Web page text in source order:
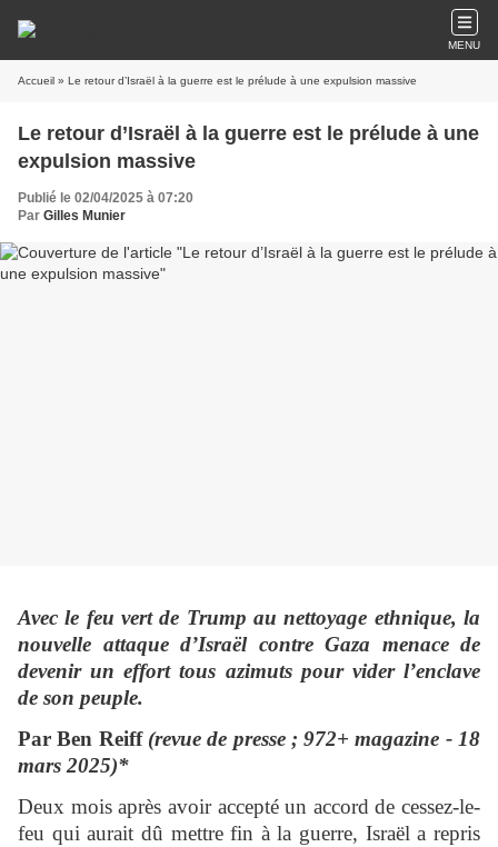
MENU
Accueil » Le retour d’Israël à la guerre est le prélude à une expulsion massive
Le retour d’Israël à la guerre est le prélude à une
expulsion massive
Publié le 02/04/2025 à 07:20
Par Gilles Munier
Avec le feu vert de Trump au nettoyage ethnique, la
nouvelle attaque d’Israël contre Gaza menace de
devenir un effort tous azimuts pour vider l’enclave
de son peuple.
Par Ben Reiff (revue de presse ; 972+ magazine - 18
mars 2025)*
Deux mois après avoir accepté un accord de cessez-le-
feu qui aurait dû mettre fin à la guerre, Israël a repris